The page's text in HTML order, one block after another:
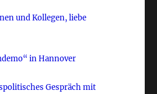
und Kollegen, liebe
in Hannover
Gespräch mit